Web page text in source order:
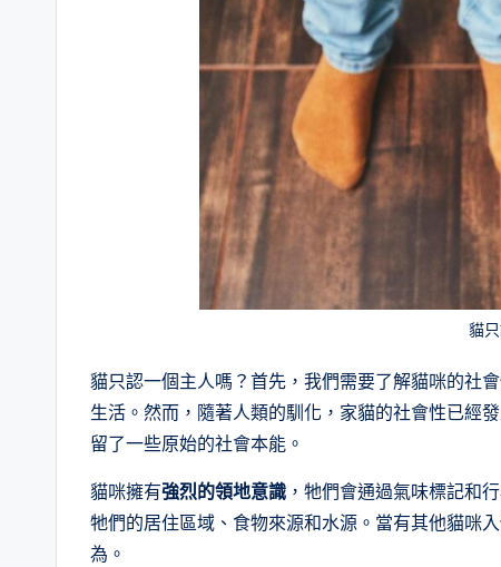
貓
貓只認一個主人嗎？首先，我們需要了解貓咪的社
生活。然而，隨著人類的馴化，家貓的社會性已經
留了一些原始的社會本能。
貓咪擁有強烈的領地意識 ，牠們會通過氣味標記和
牠們的居住區域、食物來源和水源。當有其他貓咪
為。